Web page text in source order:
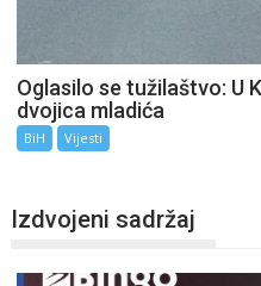
Oglasilo se tužilaštvo: U
dvojica mladića
BiH Vijesti
Izdvojeni sadržaj